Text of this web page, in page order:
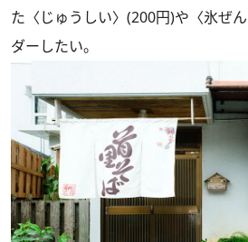
た〈じゅうしい〉(200円)や〈氷ぜ
ダーしたい。